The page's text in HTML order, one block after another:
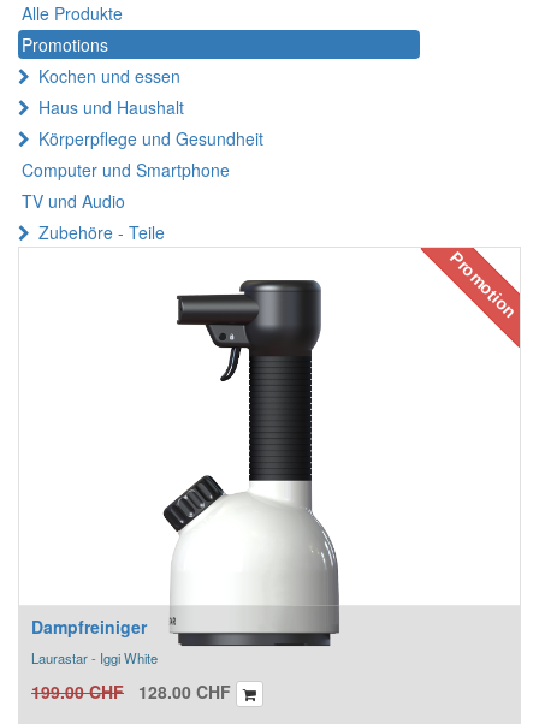
Alle Produkte
Promotions
Kochen und essen
Haus und Haushalt
Körperpflege und Gesundheit
Computer und Smartphone
TV und Audio
Zubehöre - Teile
Promotion
Dampfreiniger
Laurastar - Iggi White
199.00CHF 128.00 CHF